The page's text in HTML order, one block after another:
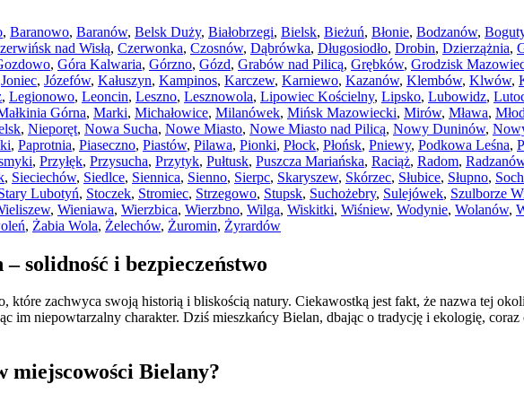
, Baranowo, Baranów, Belsk Duży, Białobrzegi, Bielsk, Bieżuń, Błonie, Bodzanów,
nad Wisłą, Czerwonka, Czosnów, Dąbrówka, Długosiodło, Drobin, Dzierzążnia,
, Góra Kalwaria, Górzno, Gózd, Grabów nad Pilicą, Grębków, Grodzisk
Joniec, Józefów, Kałuszyn, Kampinos, Karczew, Karniewo, Kazanów, Klembów, Klwów,
, Legionowo, Leoncin, Leszno, Lesznowola, Lipowiec Kościelny, Lipsko, Lubowidz,
Górna, Marki, Michałowice, Milanówek, Mińsk Mazowiecki, Mirów, Mława,
, Nieporęt, Nowa Sucha, Nowe Miasto, Nowe Miasto nad Pilicą, Nowy Duninów,
, Paprotnia, Piaseczno, Piastów, Pilawa, Pionki, Płock, Płońsk, Pniewy, Podkowa Leśna,
, Przyłęk, Przysucha, Przytyk, Pułtusk, Puszcza Mariańska, Raciąż, Radom,
, Sieciechów, Siedlce, Siennica, Sienno, Sierpc, Skaryszew, Skórzec, Słubice, Słupno,
Lubotyń, Stoczek, Stromiec, Strzegowo, Stupsk, Suchożebry, Sulejówek, Szulborze
, Wieniawa, Wierzbica, Wierzbno, Wilga, Wiskitki, Wiśniew, Wodynie, Wolanów,
, Żabia Wola, Żelechów, Żuromin, Żyrardów
solidność i bezpieczeństwo
zachwyca swoją historią i bliskością natury. Ciekawostką jest fakt, że nazwa tej
im niepowtarzalny charakter. Dziś mieszkańcy Bielan, dbając o tradycję i ekologię,
miejscowości Bielany?